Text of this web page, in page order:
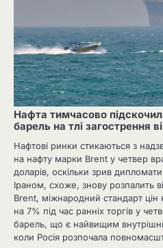
Нафта тимчасово
барель на тлі загострення
Нафтові ринки стикаються з
на нафту марки Brent у четвер
доларів, оскільки зрив
Іраном, схоже, знову розпалить
Brent, міжнародний стандарт цін
на 7% під час ранніх торгів у
барель, що є найвищим
коли Росія розпочала